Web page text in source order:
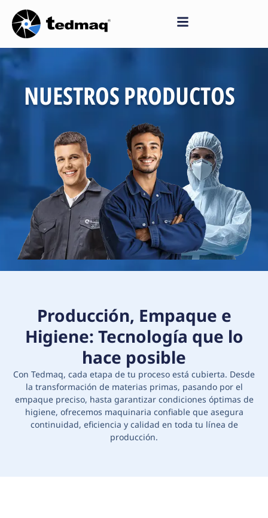
Saltar
al
contenido
NUESTROS PRODUCTOS
Producción, Empaque e
Higiene: Tecnología que lo
hace posible
Con Tedmaq, cada etapa de tu proceso está cubierta. Desde
la transformación de materias primas, pasando por el
empaque preciso, hasta garantizar condiciones óptimas de
higiene, ofrecemos maquinaria confiable que asegura
continuidad, eficiencia y calidad en toda tu línea de
producción.